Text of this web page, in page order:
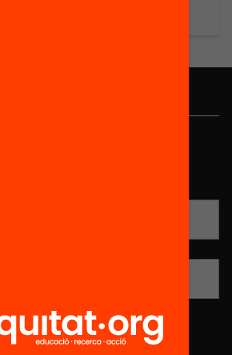
ja han triat Equitat. Rep
i projectes per millorar la
a Catalunya.